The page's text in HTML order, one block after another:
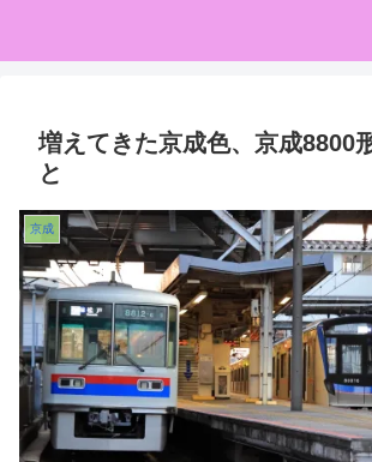
増えてきた京成色、京成8800
と
京成